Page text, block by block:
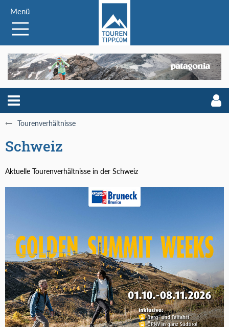
Menü
Tourenverhältnisse
Schweiz
Aktuelle Tourenverhältnisse in der Schweiz